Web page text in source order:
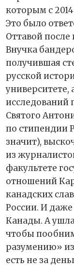
которым с
Это было
Оттавой
Внучка
получившая
русской
университете,
исследований
Святого
по стипендии
значит),
из
факультете
отношений
канадских
России. И
Канады. А
чтобы
разумению»
есть не за